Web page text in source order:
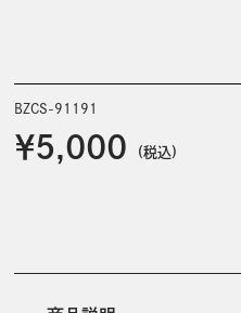
BZCS-91191
￥5,000 (税込)